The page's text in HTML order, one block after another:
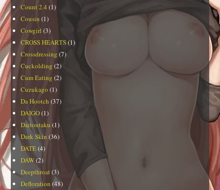
Count 2.4 (1)
Cousin (1)
Cowgirl (3)
CROSS HEARTS(1)
Crossdressing (7)
Cuckolding (2)
Cum Eating (2)
Cuzukago (1)
Da Hootch (37)
DAIGO(1)
Daitoutaku (1)
Dark Skin (36)
DATE(4)
DAW(2)
Deepthroat (3)
Defloration (48)